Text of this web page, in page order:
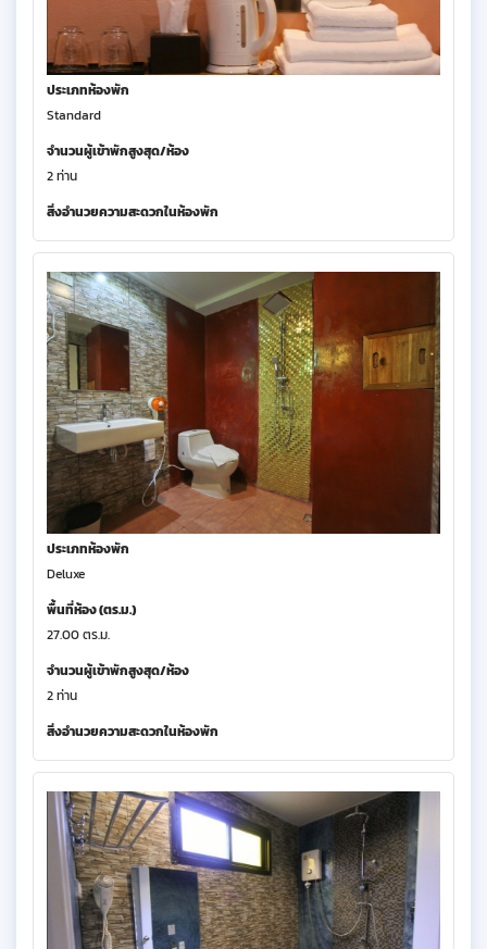
ประเภทห้องพัก
Standard
จำนวนผู้เข้าพักสูงสุด/ห้อง
2 ท่าน
สิ่งอำนวยความสะดวกในห้องพัก
ประเภทห้องพัก
Deluxe
พื้นที่ห้อง (ตร.ม.)
27.00 ตร.ม.
จำนวนผู้เข้าพักสูงสุด/ห้อง
2 ท่าน
สิ่งอำนวยความสะดวกในห้องพัก